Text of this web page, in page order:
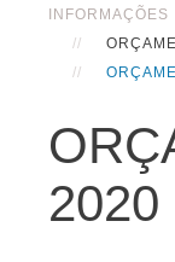
INFORMAÇÕES
2020